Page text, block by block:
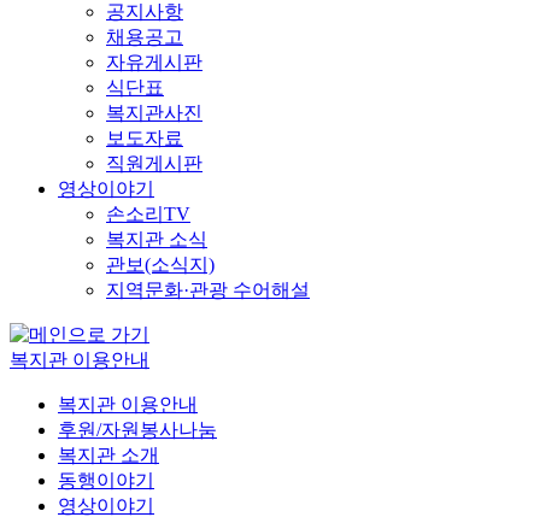
공지사항
채용공고
자유게시판
식단표
복지관사진
보도자료
직원게시판
영상이야기
손소리TV
복지관 소식
관보(소식지)
지역문화·관광 수어해설
복지관 이용안내
복지관 이용안내
후원/자원봉사나눔
복지관 소개
동행이야기
영상이야기